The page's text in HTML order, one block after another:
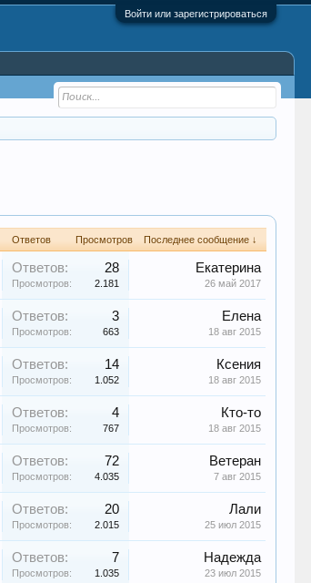
Войти или зарегистрироваться
Ответов Просмотров Последнее сообщение ↓
Ответов: 28
Просмотров: 2.181
Екатерина
26 май 2017
Ответов: 3
Просмотров: 663
Елена
18 авг 2015
Ответов: 14
Просмотров: 1.052
Ксения
18 авг 2015
Ответов: 4
Просмотров: 767
Кто-то
18 авг 2015
Ответов: 72
Просмотров: 4.035
Ветеран
7 авг 2015
Ответов: 20
Просмотров: 2.015
Лали
25 июл 2015
Ответов: 7
Просмотров: 1.035
Надежда
23 июл 2015